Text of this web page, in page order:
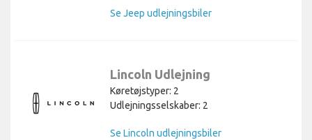
Se Jeep udlejningsbiler
Lincoln Udlejning
Køretøjstyper: 2
Udlejningsselskaber: 2
Se Lincoln udlejningsbiler